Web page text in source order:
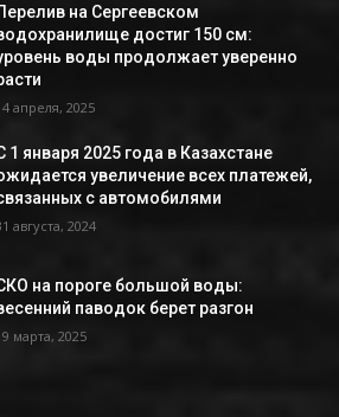
на Сергеевском
достиг 150 см:
воды продолжает уверенно
апреля, 2025
1 января 2025 года в Казахстане
увеличение всех платежей,
с автомобилями
августа, 2024
на пороге большой воды:
паводок берет разгон
марта, 2025